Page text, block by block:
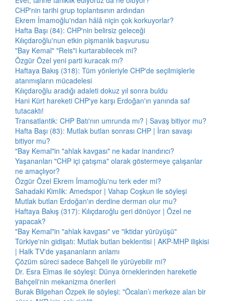
CHP'nin tarihi grup toplantısının ardından
Ekrem İmamoğlu'ndan hâlâ niçin çok korkuyorlar?
Hafta Başı (84): CHP'nin belirsiz geleceği
Kılıçdaroğlu'nun etkin pişmanlık başvurusu
"Bay Kemal" "Reis"i kurtarabilecek mi?
Özgür Özel yeni parti kuracak mı?
Haftaya Bakış (318): Tüm yönleriyle CHP'de seçilmişlerle
atanmışların mücadelesi
Kılıçdaroğlu aradığı adaleti dokuz yıl sonra buldu
Hani Kürt hareketi CHP'ye karşı Erdoğan'ın yanında saf
tutacaktı!
Transatlantik: CHP Batı'nın umrunda mı? | Savaş bitiyor mu?
Hafta Başı (83): Mutlak butlan sonrası CHP | İran savaşı
bitiyor mu?
"Bay Kemal"in "ahlak kavgası" ne kadar inandırıcı?
Yaşananları "CHP içi çatışma" olarak göstermeye çalışanlar
ne amaçlıyor?
Özgür Özel Ekrem İmamoğlu'nu terk eder mi?
Sahadaki Kimlik: Amedspor | Vahap Coşkun ile söyleşi
Mutlak butlan Erdoğan'ın derdine derman olur mu?
Haftaya Bakış (317): Kılıçdaroğlu geri dönüyor | Özel ne
yapacak?
"Bay Kemal"in "ahlak kavgası" ve "iktidar yürüyüşü"
Türkiye'nin gidişatı: Mutlak butlan beklentisi | AKP-MHP ilişkisi
| Halk TV'de yaşananların anlamı
Çözüm süreci sadece Bahçeli ile yürüyebilir mi?
Dr. Esra Elmas ile söyleşi: Dünya örneklerinden hareketle
Bahçeli'nin mekanizma önerileri
Burak Bilgehan Özpek ile söyleşi: "Öcalan’ı merkeze alan bir